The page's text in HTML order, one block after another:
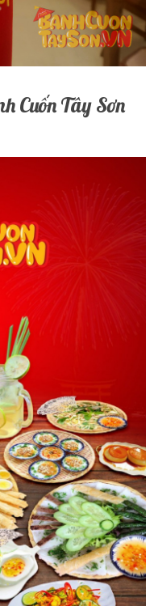
Cuốn Tây Sơn